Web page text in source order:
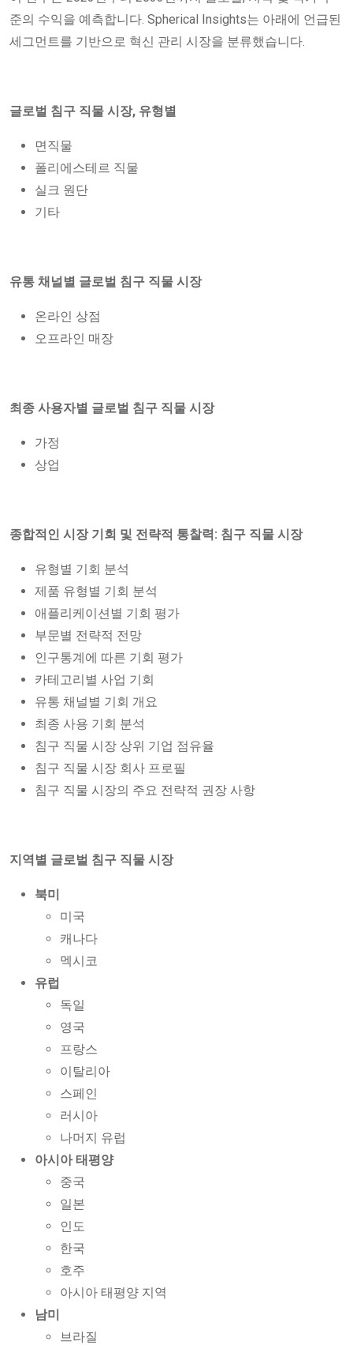
준의 수익을 예측합니다. Spherical Insights는 아래에 언급된
세그먼트를 기반으로 혁신 관리 시장을 분류했습니다.
글로벌 침구 직물 시장, 유형별
면직물
폴리에스테르 직물
실크 원단
기타
유통 채널별 글로벌 침구 직물 시장
온라인 상점
오프라인 매장
최종 사용자별 글로벌 침구 직물 시장
가정
상업
종합적인 시장 기회 및 전략적 통찰력: 침구 직물 시장
유형별 기회 분석
제품 유형별 기회 분석
애플리케이션별 기회 평가
부문별 전략적 전망
인구통계에 따른 기회 평가
카테고리별 사업 기회
유통 채널별 기회 개요
최종 사용 기회 분석
침구 직물 시장 상위 기업 점유율
침구 직물 시장 회사 프로필
침구 직물 시장의 주요 전략적 권장 사항
지역별 글로벌 침구 직물 시장
북미
미국
캐나다
멕시코
유럽
독일
영국
프랑스
이탈리아
스페인
러시아
나머지 유럽
아시아 태평양
중국
일본
인도
한국
호주
아시아 태평양 지역
남미
브라질